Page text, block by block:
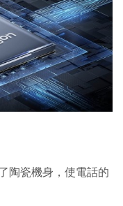
陶瓷機身，使電話的